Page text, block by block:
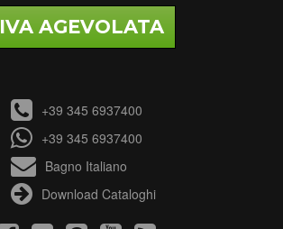
IVA AGEVOLATA
+39 345 6937400
+39 345 6937400
Bagno Italiano
Download Cataloghi